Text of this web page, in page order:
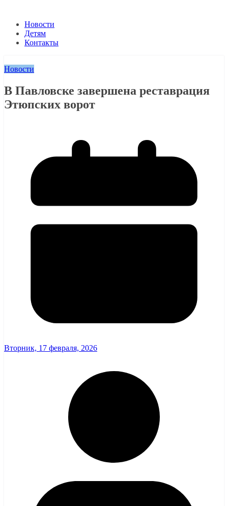
Новости
Детям
Контакты
Новости
В Павловске завершена реставрация
Этюпских ворот
Вторник, 17 февраля, 2026